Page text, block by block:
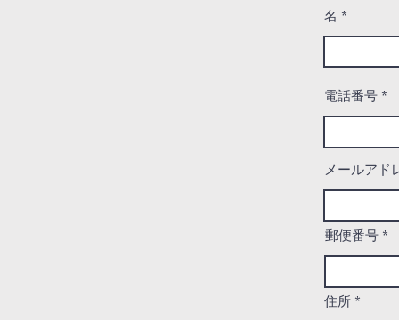
名
電話番号
メールアド
郵便番号
住所